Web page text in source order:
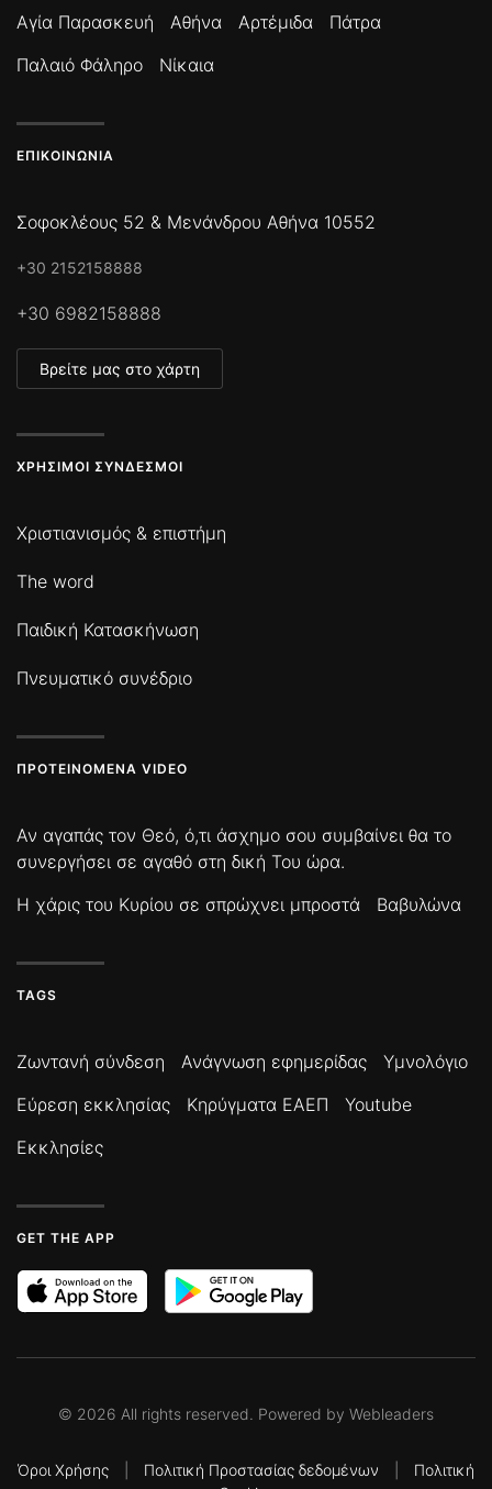
Αγία Παρασκευή
Αθήνα Αρτέμιδα
Πάτρα
Παλαιό Φάληρο
Νίκαια
ΕΠΙΚΟΙΝΩΝΊΑ
Σοφοκλέους 52 & Μενάνδρου Αθήνα 10552
+30 2152158888
+30 6982158888
Βρείτε μας στο χάρτη
ΧΡΉΣΙΜΟΙ ΣΎΝΔΕΣΜΟΙ
Χριστιανισμός & επιστήμη
The word
Παιδική Κατασκήνωση
Πνευματικό συνέδριο
ΠΡΟΤΕΙΝΌΜΕΝΑ VIDEO
Αν αγαπάς τον Θεό, ό,τι άσχημο σου συμβαίνει θα το
συνεργήσει σε αγαθό στη δική Του ώρα.
Η χάρις του Κυρίου σε σπρώχνει μπροστά
Βαβυλώνα
TAGS
Ζωντανή σύνδεση Ανάγνωση εφημερίδας
Υμνολόγιο
Εύρεση εκκλησίας
Κηρύγματα ΕΑΕΠ
Youtube
Εκκλησίες
GET THE APP
© 2026 All rights reserved. Powered by Webleaders
Όροι Χρήσης Πολιτική Προστασίας δεδομένων
Πολιτική